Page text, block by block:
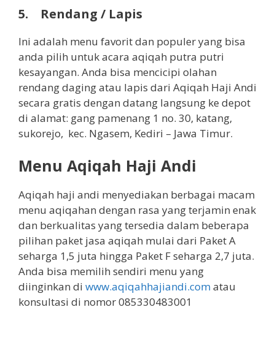
5. Rendang / Lapis
Ini adalah menu favorit dan populer yang bisa
anda pilih untuk acara aqiqah putra putri
kesayangan. Anda bisa mencicipi olahan
rendang daging atau lapis dari Aqiqah Haji Andi
secara gratis dengan datang langsung ke depot
di alamat: gang pamenang 1 no. 30, katang,
sukorejo, kec. Ngasem, Kediri – Jawa Timur.
Menu Aqiqah Haji Andi
Aqiqah haji andi menyediakan berbagai macam
menu aqiqahan dengan rasa yang terjamin enak
dan berkualitas yang tersedia dalam beberapa
pilihan paket jasa aqiqah mulai dari Paket A
seharga 1,5 juta hingga Paket F seharga 2,7 juta.
Anda bisa memilih sendiri menu yang
diinginkan di www.aqiqahhajiandi.comatau
konsultasi di nomor 085330483001